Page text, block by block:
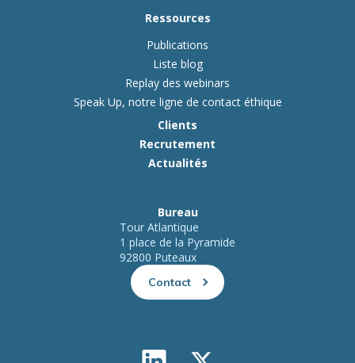
Ressources
Publications
Liste blog
Replay des webinars
Speak Up, notre ligne de contact éthique
Clients
Recrutement
Actualités
Bureau
Tour Atlantique
1 place de la Pyramide
92800 Puteaux
Contact